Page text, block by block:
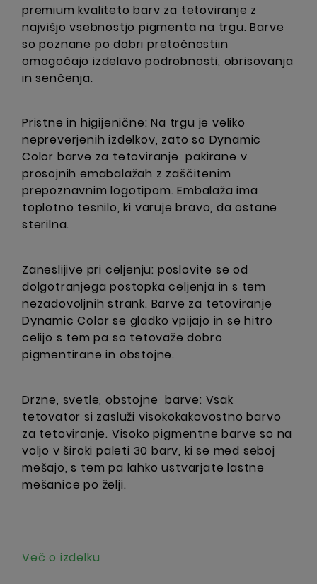
premium kvaliteto barv za tetoviranje z
najvišjo vsebnostjo pigmenta na trgu. Barve
so poznane po dobri pretočnostiin
omogočajo izdelavo podrobnosti, obrisovanja
in senčenja.
Pristne in higijenične: Na trgu je veliko
nepreverjenih izdelkov, zato so Dynamic
Color barve za tetoviranje pakirane v
prosojnih emabalažah z zaščitenim
prepoznavnim logotipom. Embalaža ima
toplotno tesnilo, ki varuje bravo, da ostane
sterilna.
Zaneslijive pri celjenju: poslovite se od
dolgotranjega postopka celjenja in s tem
nezadovoljnih strank. Barve za tetoviranje
Dynamic Color se gladko vpijajo in se hitro
celijo s tem pa so tetovaže dobro
pigmentirane in obstojne.
Drzne, svetle, obstojne barve: Vsak
tetovator si zasluži visokokakovostno barvo
za tetoviranje. Visoko pigmentne barve so na
voljo v široki paleti 30 barv, ki se med seboj
mešajo, s tem pa lahko ustvarjate lastne
mešanice po želji.
Več o izdelku